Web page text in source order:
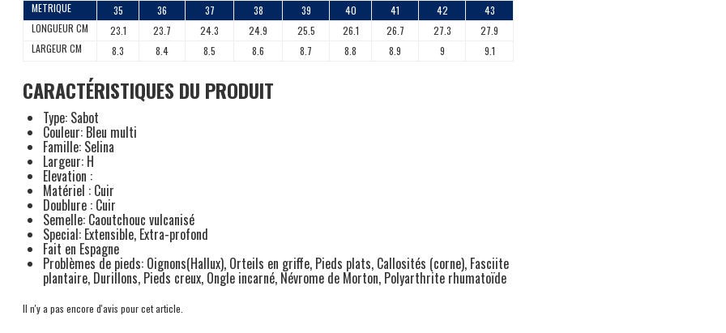
METRIQUE
35 36 37 38 39 40 41 42
43
LONGUEUR CM
23.1 23.7 24.3 24.9 25.5 26.1 26.7 27.3
27.9
LARGEUR CM
8.3 8.4 8.5 8.6 8.7 8.8 8.9 9 9.1
CARACTÉRISTIQUES DU PRODUIT
Type: Sabot
Couleur: Bleu multi
Famille: Selina
Largeur: H
Elevation :
Matériel : Cuir
Doublure : Cuir
Semelle: Caoutchouc vulcanisé
Special: Extensible, Extra-profond
Fait en Espagne
Problèmes de pieds: Oignons(Hallux), Orteils en griffe, Pieds plats, Callosités (corne), Fasciite
plantaire, Durillons, Pieds creux, Ongle incarné, Névrome de Morton, Polyarthrite rhumatoïde
Il n'y a pas encore d'avis pour cet article.